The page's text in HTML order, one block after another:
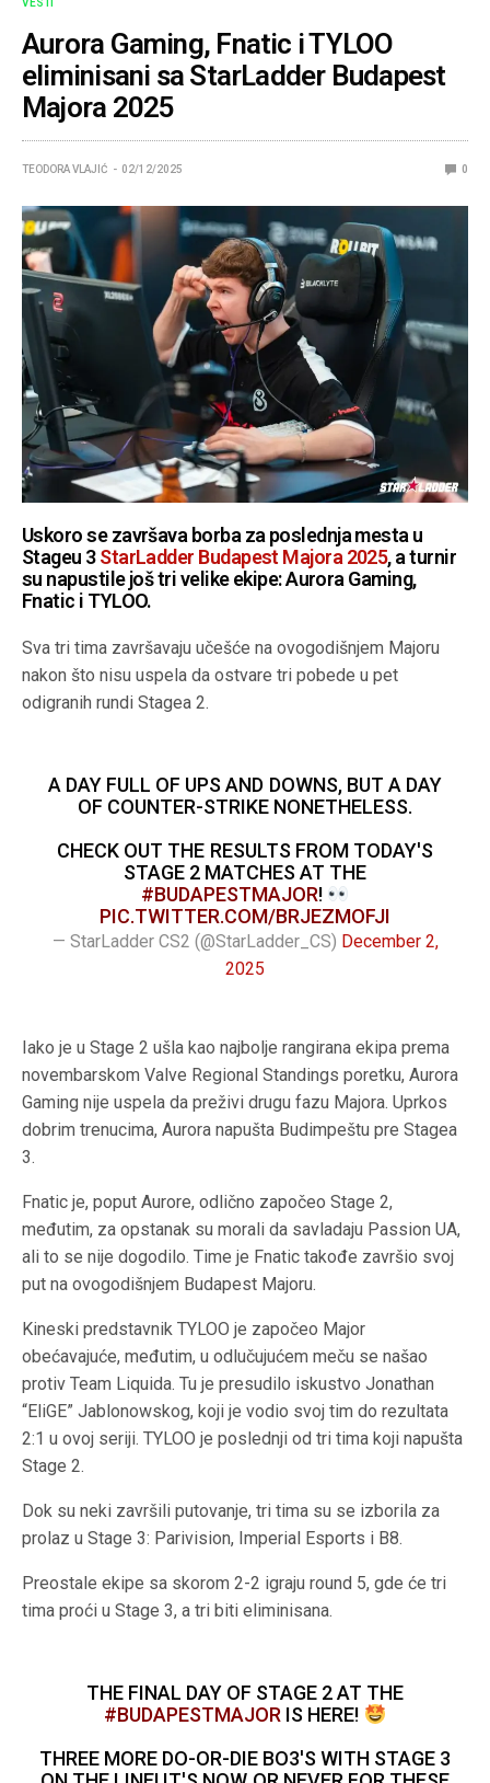
VESTI
Aurora Gaming, Fnatic i TYLOO
eliminisani sa StarLadder Budapest
Majora 2025
TEODORA VLAJIĆ 02/12/2025 0
Uskoro se završava borba za poslednja mesta u
Stageu 3StarLadder Budapest Majora 2025, a turnir
su napustile još tri velike ekipe: Aurora Gaming,
Fnatic i TYLOO.
Sva tri tima završavaju učešće na ovogodišnjem Majoru
nakon što nisu uspela da ostvare tri pobede u pet
odigranih rundi Stagea 2.
A DAY FULL OF UPS AND DOWNS, BUT A DAY
OF COUNTER-STRIKE NONETHELESS.
CHECK OUT THE RESULTS FROM TODAY'S
STAGE 2 MATCHES AT THE
#BUDAPESTMAJOR!
PIC.TWITTER.COM/BRJEZMOFJI
— StarLadder CS2 (@StarLadder_CS) December 2,
2025
Iako je u Stage 2 ušla kao najbolje rangirana ekipa prema
novembarskom Valve Regional Standings poretku, Aurora
Gaming nije uspela da preživi drugu fazu Majora. Uprkos
dobrim trenucima, Aurora napušta Budimpeštu pre Stagea
3.
Fnatic je, poput Aurore, odlično započeo Stage 2,
međutim, za opstanak su morali da savladaju Passion UA,
ali to se nije dogodilo. Time je Fnatic takođe završio svoj
put na ovogodišnjem Budapest Majoru.
Kineski predstavnik TYLOO je započeo Major
obećavajuće, međutim, u odlučujućem meču se našao
protiv Team Liquida. Tu je presudilo iskustvo Jonathan
“EliGE” Jablonowskog, koji je vodio svoj tim do rezultata
2:1 u ovoj seriji. TYLOO je poslednji od tri tima koji napušta
Stage 2.
Dok su neki završili putovanje, tri tima su se izborila za
prolaz u Stage 3: Parivision, Imperial Esports i B8.
Preostale ekipe sa skorom 2-2 igraju round 5, gde će tri
tima proći u Stage 3, a tri biti eliminisana.
THE FINAL DAY OF STAGE 2 AT THE
#BUDAPESTMAJOR IS HERE!
THREE MORE DO-OR-DIE BO3'S WITH STAGE 3